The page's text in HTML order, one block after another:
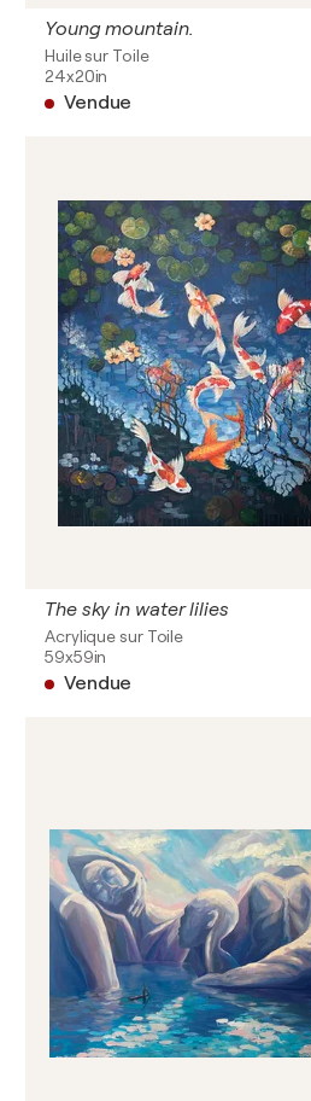
Young mountain.
Huile sur Toile
24x20in
Vendue
The sky in water lilies
Acrylique sur Toile
59x59in
Vendue